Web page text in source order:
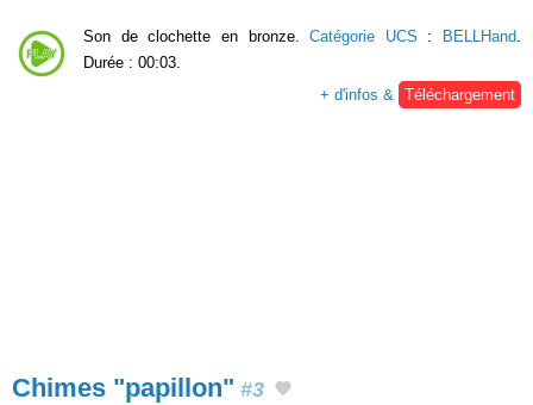
Son de clochette en bronze.Catégorie UCS : BELLHand.
Durée : 00:03.
+ d'infos & Téléchargement
Chimes "papillon" #3